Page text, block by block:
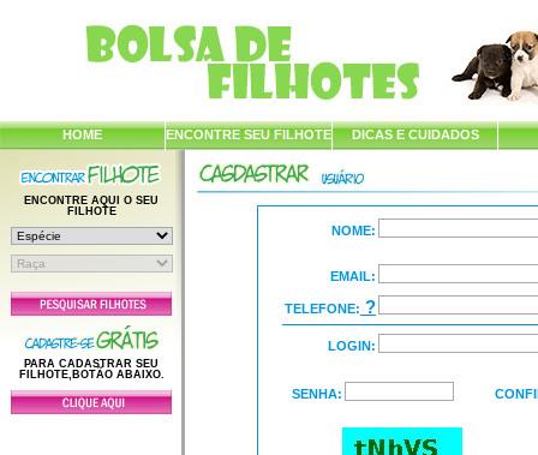
HOME ENCONTRE SEU FILHOTE DICAS E CUIDADOS
ENCONTRE AQUI O SEU
FILHOTE
PARA CADASTRAR SEU
FILHOTE,BOTÃO ABAIXO.
NOME:
EMAIL:
TELEFONE: ?
LOGIN:
SENHA: